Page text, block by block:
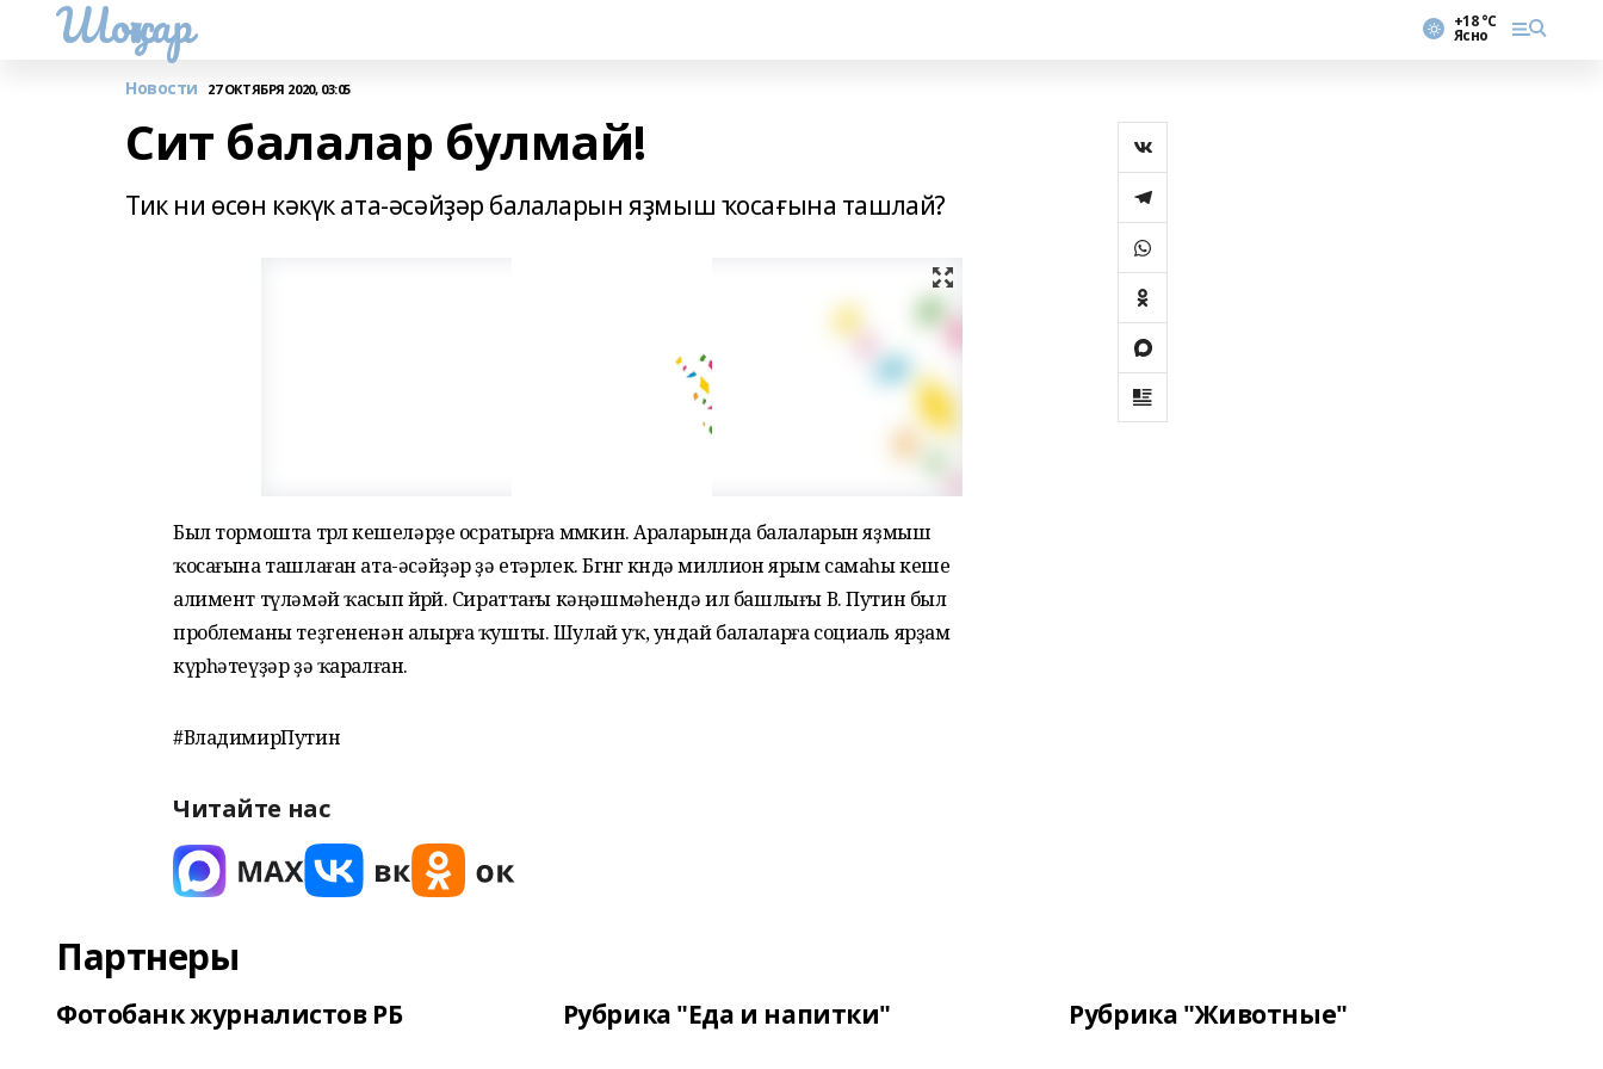
Шоңҡар +18 °С
Ясно
Новости 27 ОКТЯБРЯ 2020, 03:05
Сит балалар булмай!
Тик ни өсөн кәкүк ата-әсәйҙәр балаларын яҙмыш ҡосағына ташлай?
Был тормошта төрлө кешеләрҙе осратырға мөмкин. Араларында балаларын яҙмыш
ҡосағына ташлаған ата-әсәйҙәр ҙә етәрлек. Бөгөнгө көндә миллион ярым самаһы кеше
алимент түләмәй ҡасып йөрөй. Сираттағы кәңәшмәһендә ил башлығы В. Путин был
проблеманы теҙгененән алырға ҡушты. Шулай уҡ, ундай балаларға социаль ярҙам
күрһәтеүҙәр ҙә ҡаралған.
#ВладимирПутин
Читайте нас
Партнеры
Фотобанк журналистов РБ Рубрика "Еда и напитки" Рубрика "Животные"